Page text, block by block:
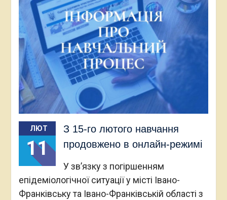
ЛЮТ
11
З 15-го лютого навчання
продовжено в онлайн-режимі
У зв’язку з погіршенням
епідеміологічної ситуації у місті Івано-
Франківську та Івано-Франківській області з